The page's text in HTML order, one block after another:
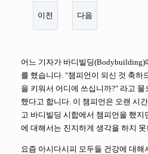
이전 다음
어느 기자가 바디빌딩(Bodybuilding)
를 했습니다. "챔피언이 되신 것 축하
을 키워서 어디에 쓰십니까?" 라고
했다고 합니다. 이 챔피언은 오랜 시
고 바디빌딩 시합에서 챔피언을 했지
에 대해서는 진지하게 생각을 하지
요즘 아시다시피 모두들 건강에 대해